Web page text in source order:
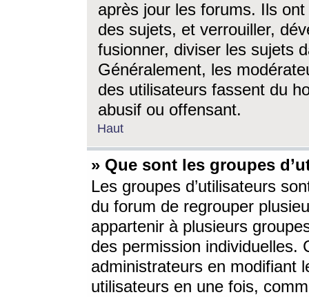
après jour les forums. Ils ont
des sujets, et verrouiller,
fusionner, diviser les sujets
Généralement, les
des utilisateurs fassent du
abusif ou offensant.
Haut
» Que sont les groupes
Les groupes d’utilisateurs
du forum de regrouper
appartenir à plusieurs
des permission individuelles.
administrateurs en modifiant
utilisateurs en une fois,